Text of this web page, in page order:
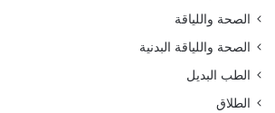
الصحة واللياقة
الصحة واللياقة البدنية
الطب البديل
الطلاق